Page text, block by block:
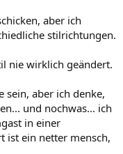
aber ich
stilrichtungen.
nie wirklich geändert.
sein, aber ich denke,
und nochwas... ich
in einer
ist ein netter mensch,